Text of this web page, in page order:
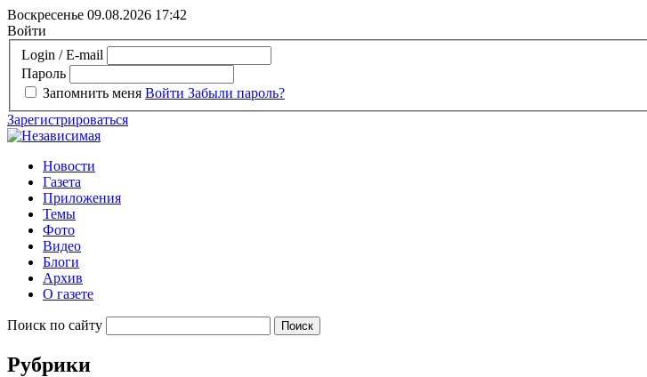
Воскресенье 09.08.2026 17:42
Войти
Login / E-mail
Пароль
Запомнить меня Войти Забыли пароль?
Зарегистрироваться
Новости
Газета
Приложения
Темы
Фото
Видео
Блоги
Архив
О газете
Поиск по сайту
Рубрики